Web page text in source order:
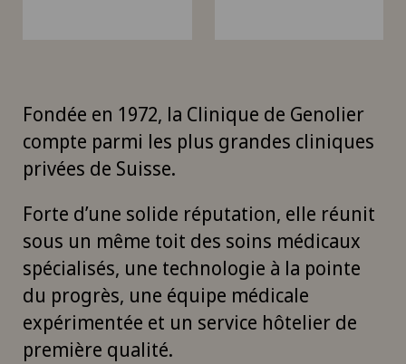
Fondée en 1972, la Clinique de Genolier
compte parmi les plus grandes cliniques
privées de Suisse.
Forte d’une solide réputation, elle réunit
sous un même toit des soins médicaux
spécialisés, une technologie à la pointe
du progrès, une équipe médicale
expérimentée et un service hôtelier de
première qualité.